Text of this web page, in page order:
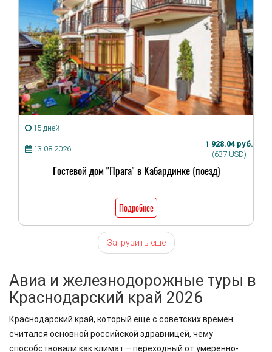
15 дней
13.08.2026
1 928.04 руб.
(637 USD)
Гостевой дом "Прага" в Кабардинке (поезд)
Подробнее
Загрузить ещё
Авиа и железнодорожные туры в
Краснодарский край 2026
Краснодарский край, который ещё с советских времён
считался основной российской здравницей, чему
способствовали как климат – переходный от умеренно-